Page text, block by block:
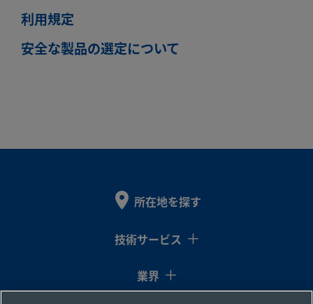
利用規定
安全な製品の選定について
所在地を探す
技術サービス
業界